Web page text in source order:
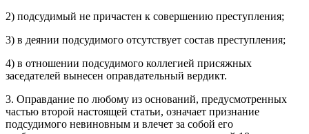
2) подсудимый не причастен к совершению преступления;
3) в деянии подсудимого отсутствует состав преступления;
4) в отношении подсудимого коллегией присяжных
заседателей вынесен оправдательный вердикт.
3. Оправдание по любому из оснований, предусмотренных
частью второй настоящей статьи, означает признание
подсудимого невиновным и влечет за собой его